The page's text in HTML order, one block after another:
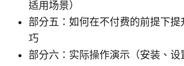
适用场景）
部分五：如何在不付费的前提下提
巧
部分六：实际操作演示（安装、设